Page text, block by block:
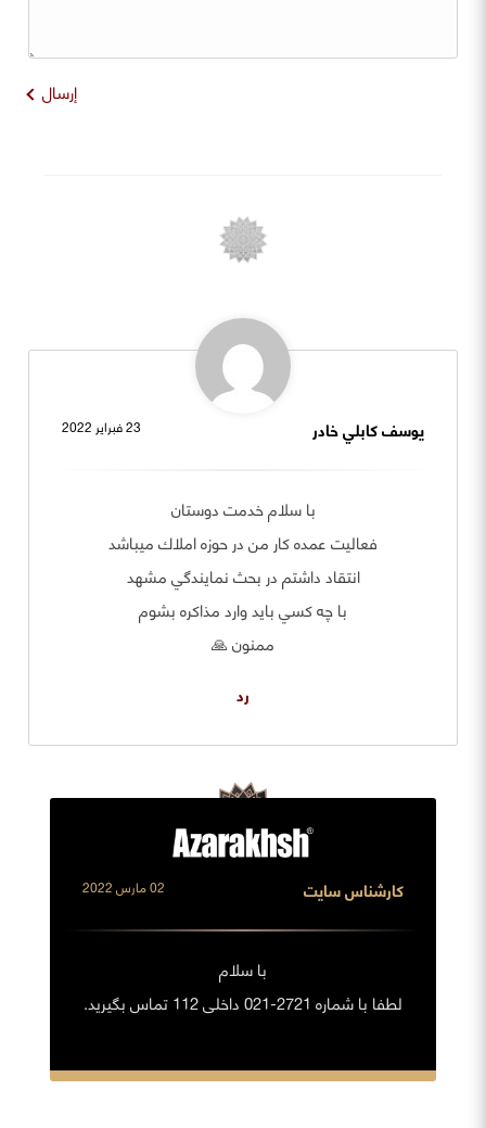
إرسال
يوسف كابلي خادر 23 فبراير 2022
با سلام خدمت دوستان
فعاليت عمده كار من در حوزه املاك ميباشد
انتقاد داشتم در بحث نمايندگي مشهد
با چه كسي بايد وارد مذاكره بشوم
ممنون 🙏
رد
کارشناس سایت 02 مارس 2022
با سلام
لطفا با شماره 2721-021 داخلی 112 تماس بگیرید.